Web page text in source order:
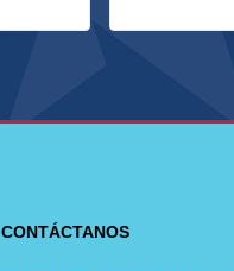
CONTÁCTANOS